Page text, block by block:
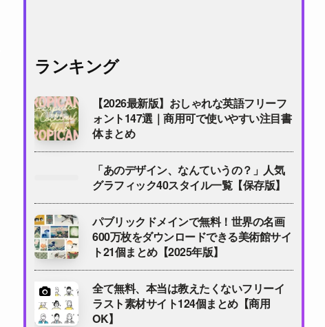
ランキング
【2026最新版】おしゃれな英語フリーフ
ォント147選｜商用可で使いやすい注目書
体まとめ
「あのデザイン、なんていうの？」人気
グラフィック40スタイル一覧【保存版】
パブリックドメインで無料！世界の名画
600万枚をダウンロードできる美術館サイ
ト21個まとめ【2025年版】
全て無料、本当は教えたくないフリーイ
ラスト素材サイト124個まとめ【商用
OK】